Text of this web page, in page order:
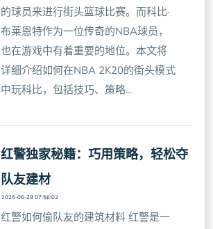
的球员来进行街头篮球比赛。而科比·
布莱恩特作为一位传奇的NBA球员，
也在游戏中有着重要的地位。本文将
详细介绍如何在NBA 2K20的街头模式
中玩科比，包括技巧、策略...
红警独家秘籍：巧用策略，轻松夺
队友建材
2025-06-29 07:56:02
红警如何偷队友的建筑材料 红警是一